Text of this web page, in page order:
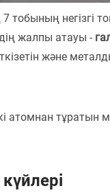
тобының негізгі
жалпы атауы -
және
атомнан тұратын